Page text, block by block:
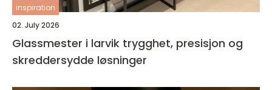
inspiration
02. July 2026
Glassmester i larvik trygghet, presisjon og
skreddersydde løsninger